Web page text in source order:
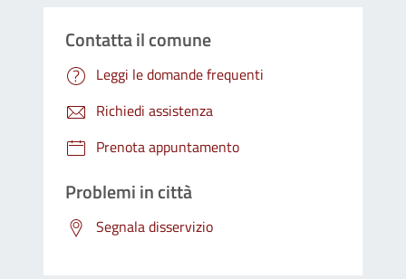
Contatta il comune
Leggi le domande frequenti
Richiedi assistenza
Prenota appuntamento
Problemi in città
Segnala disservizio